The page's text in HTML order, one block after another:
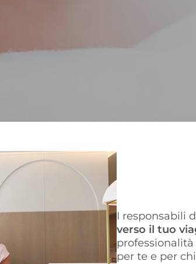
I responsabili
verso il tuo
per te e per